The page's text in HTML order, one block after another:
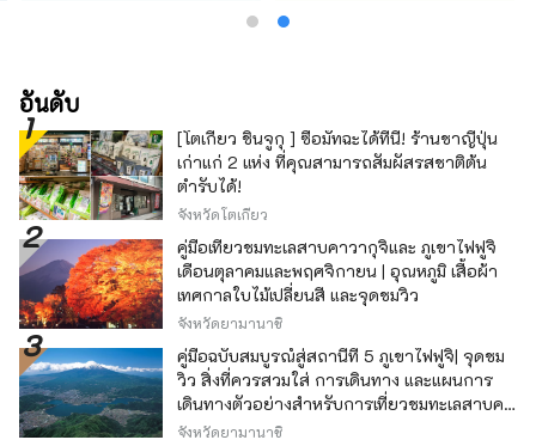
อันดับ
[โตเกียว ชินจูกุ ] ซื้อมัทฉะได้ที่นี่! ร้านชาญี่ปุ่น
เก่าแก่ 2 แห่ง ที่คุณสามารถสัมผัสรสชาติต้น
ตำรับได้!
จังหวัดโตเกียว
คู่มือเที่ยวชมทะเลสาบคาวากุจิและ ภูเขาไฟฟูจิ
เดือนตุลาคมและพฤศจิกายน | อุณหภูมิ เสื้อผ้า
เทศกาลใบไม้เปลี่ยนสี และจุดชมวิว
จังหวัดยามานาชิ
คู่มือฉบับสมบูรณ์สู่สถานีที่ 5 ภูเขาไฟฟูจิ| จุดชม
วิว สิ่งที่ควรสวมใส่ การเดินทาง และแผนการ
เดินทางตัวอย่างสำหรับการเที่ยวชมทะเลสาบคา
วากุจิ
จังหวัดยามานาชิ